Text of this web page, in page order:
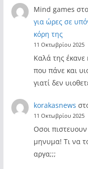
Mind games στο
για ώρες σε
κόρη της
11 Οκτωβρίου 2025
Καλά της έκανε
που πάνε και
γιατί δεν
korakasnews
11 Οκτωβρίου 2025
Οσοι
μηνυμα! Τι να
αργα;;;